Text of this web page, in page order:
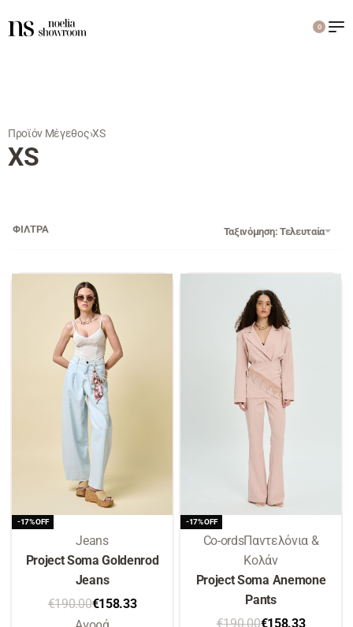
0
Προϊόν Μέγεθος›XS
XS
Ταξινόμηση: Τελευταία
ΦΙΛΤΡΑ
-17% OFF
Jeans
Project Soma Goldenrod
Jeans
€190.00€158.33
-17% OFF
Co-ordsΠαντελόνια &
Κολάν
Project Soma Anemone
Pants
€190.00€158.33